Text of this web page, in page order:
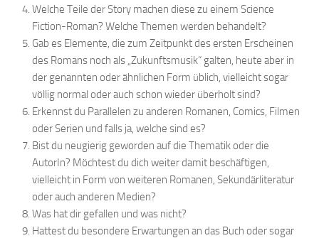
Welche Teile der Story machen diese zu einem Science
Fiction-Roman? Welche Themen werden behandelt?
Gab es Elemente, die zum Zeitpunkt des ersten Erscheinen
des Romans noch als „Zukunftsmusik“ galten, heute aber in
der genannten oder ähnlichen Form üblich, vielleicht sogar
völlig normal oder auch schon wieder überholt sind?
Erkennst du Parallelen zu anderen Romanen, Comics, Filmen
oder Serien und falls ja, welche sind es?
Bist du neugierig geworden auf die Thematik oder die
AutorIn? Möchtest du dich weiter damit beschäftigen,
vielleicht in Form von weiteren Romanen, Sekundärliteratur
oder auch anderen Medien?
Was hat dir gefallen und was nicht?
Hattest du besondere Erwartungen an das Buch oder sogar